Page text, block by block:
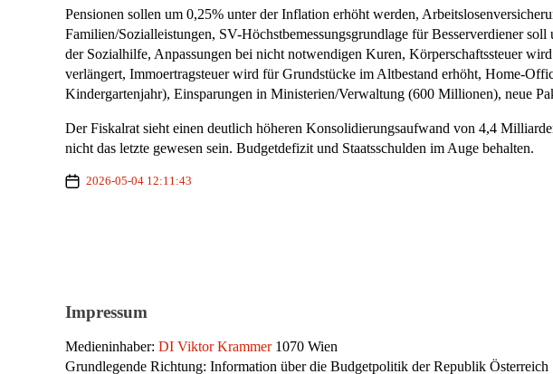
Pensionen sollen um 0,25% unter der Inflation erhöht werden,
Familien/Sozialleistungen, SV-Höchstbemessungsgrundlage für Besserverdiener
der Sozialhilfe, Anpassungen bei nicht notwendigen Kuren, Körperschaftssteuer
verlängert, Immoertragsteuer wird für Grundstücke im Altbestand erhöht, Home-
Kindergartenjahr), Einsparungen in Ministerien/Verwaltung (600 Millionen), neue
Der Fiskalrat sieht einen deutlich höheren Konsolidierungsaufwand von 4,4
nicht das letzte gewesen sein. Budgetdefizit und Staatsschulden im Auge behalten.
2026-05-04 12:11:43
Impressum
Medieninhaber: DI Viktor Krammer1070 Wien
Grundlegende Richtung: Information über die Budgetpolitik der Republik Österreich